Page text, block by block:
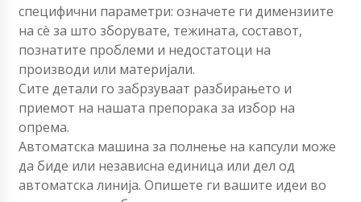
специфични параметри: означете ги димензиите
на сè за што зборувате, тежината, составот,
познатите проблеми и недостатоци на
производи или материјали.
Сите детали го забрзуваат разбирањето и
приемот на нашата препорака за избор на
опрема.
Автоматска машина за полнење на капсули може
да биде или независна единица или дел од
автоматска линија. Опишете ги вашите идеи во